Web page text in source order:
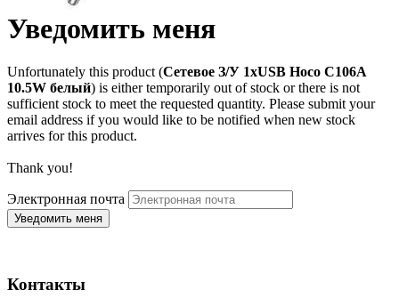
Уведомить меня
Unfortunately this product (Сетевое З/У 1xUSB Hoco C106A
10.5W белый) is either temporarily out of stock or there is not
sufficient stock to meet the requested quantity. Please submit your
email address if you would like to be notified when new stock
arrives for this product.
Thank you!
Электронная почта
Контакты